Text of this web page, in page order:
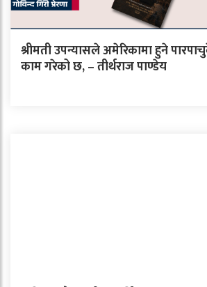
श्रीमती उपन्यासले अमेरिकामा हुने
काम गरेको छ, – तीर्थराज पाण्डेय